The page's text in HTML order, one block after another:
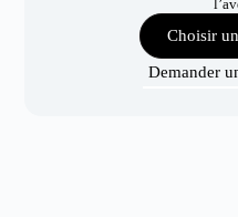
Choisir
Demander